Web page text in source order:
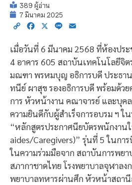
389 ผู้อ่าน
7 มีนาคม 2025
Copy Facebook
X Line
เมื่อวันที่ 6 มีนาคม 2568 ที่ห้องป
4 อาคาร 605 สถาบันเทคโนโลยีจิ
มณฑา พรหมบุญ อธิการบดี ประธา
ทนีย์ ผาสุข รองอธิการบดี พร้อมด้ว
การ หัวหน้างาน คณาจารย์ และบุค
ความยินดีกับผู้สำเร็จการอบรม ฯ
“หลักสูตรประกาศนียบัตรพนักงาน
aides/Caregivers)” รุ่นที่ 5 ในกา
ในความร่วมมือจาก สถาบันการพยา
สภากาชาดไทย โรงพยาบาลจุฬาลง
พยาบาลทหารผ่านศึก หัวหน้าสถา